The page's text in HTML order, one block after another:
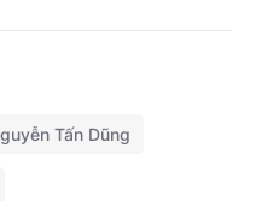
Tấn Dũng